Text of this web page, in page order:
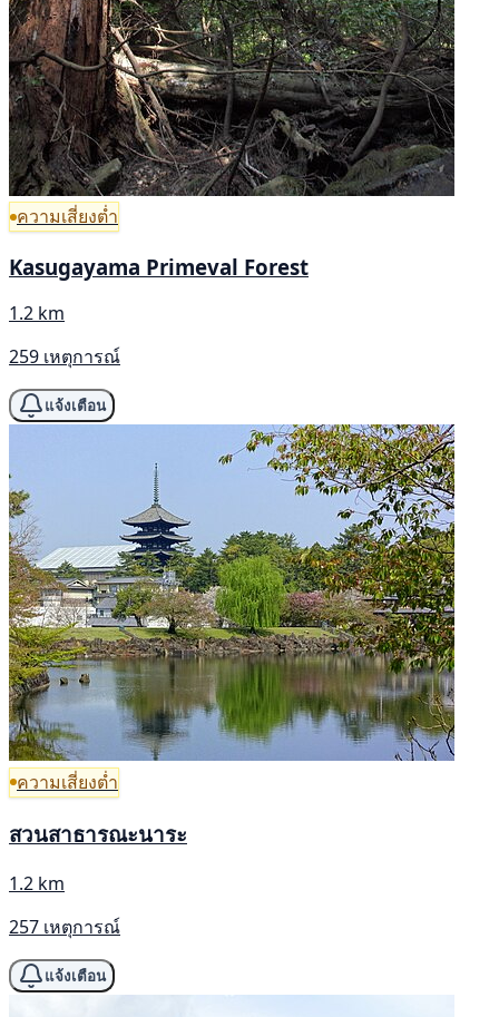
ความเสี่ยงต่ำ
Kasugayama Primeval Forest
1.2 km
259 เหตุการณ์
แจ้งเตือน
ความเสี่ยงต่ำ
สวนสาธารณะนาระ
1.2 km
257 เหตุการณ์
แจ้งเตือน